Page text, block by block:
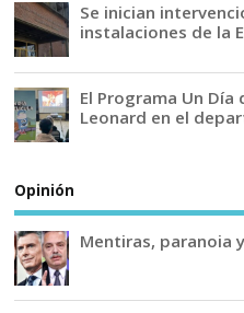
Se inician
instalaciones de la
El Programa Un Día
Leonard en el
Opinión
Mentiras, paranoia